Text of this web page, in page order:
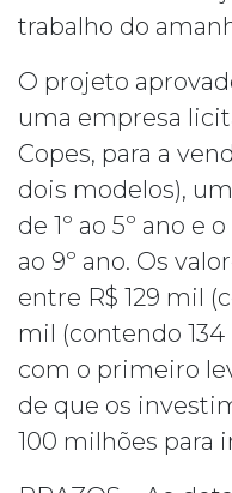
trabalho do
O projeto
uma empresa
Copes, para a
dois modelos),
de 1º ao 5º ano e
ao 9º ano. Os
entre R$ 129 mil
mil (contendo
com o primeiro
de que os
100 milhões para